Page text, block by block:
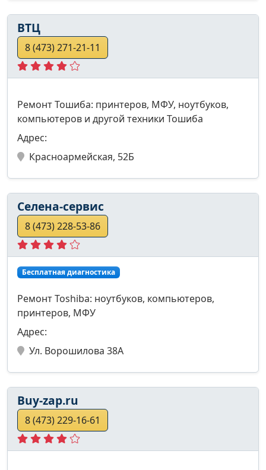
ВТЦ
8 (473) 271-21-11
Ремонт Тошиба: принтеров, МФУ, ноутбуков,
компьютеров и другой техники Тошиба
Адрес:
Красноармейская, 52Б
Селена-сервис
8 (473) 228-53-86
Бесплатная диагностика
Ремонт Toshiba: ноутбуков, компьютеров,
принтеров, МФУ
Адрес:
Ул. Ворошилова 38А
Buy-zap.ru
8 (473) 229-16-61